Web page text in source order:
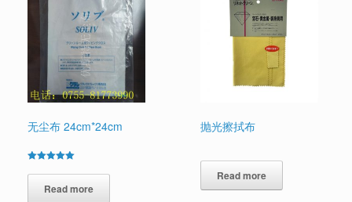
无尘布 24cm*24cm
5.00
out of 5Read more
抛光擦拭布
Read more